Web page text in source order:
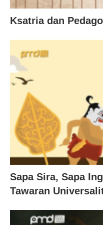
Ksatria dan
Sapa Sira, Sapa
Tawaran